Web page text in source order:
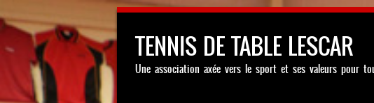
TENNIS DE TABLE LESCAR
Une association axée vers le sport et ses valeurs pour